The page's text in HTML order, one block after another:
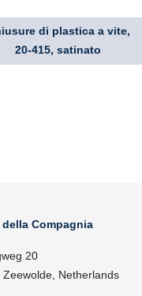
di plastica a vite,
20-415, satinato
Compagnia
20
Zeewolde, Netherlands